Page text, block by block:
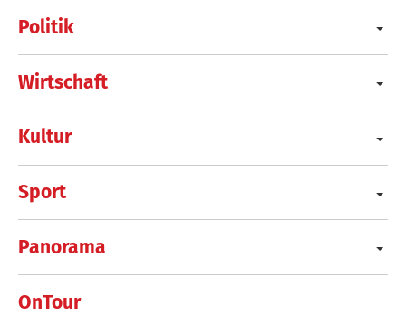
Politik
Wirtschaft
Kultur
Sport
Panorama
OnTour